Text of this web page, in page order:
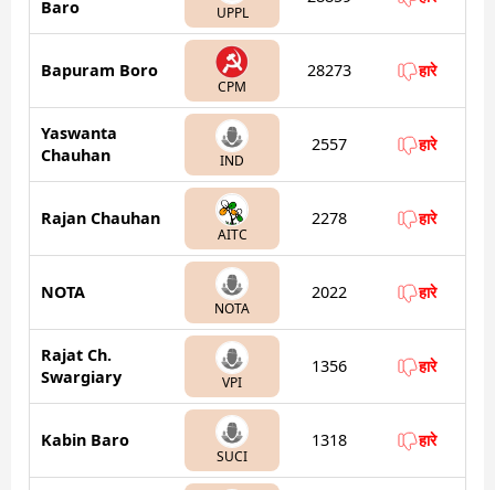
Baro
UPPL
Bapuram Boro
CPM
28273 हारे
Yaswanta
Chauhan
IND
2557 हारे
Rajan Chauhan
AITC
2278 हारे
NOTA
NOTA
2022 हारे
Rajat Ch.
Swargiary
VPI
1356 हारे
Kabin Baro
SUCI
1318 हारे